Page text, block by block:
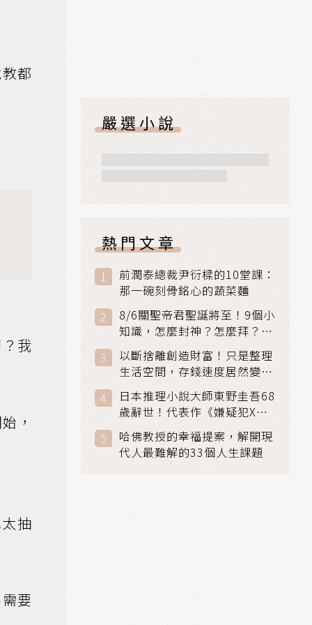
都
我
，
抽
要
嚴選小說
熱門文章
前潤泰總裁尹衍樑的10堂課：
那一碗刻骨銘心的蔬菜麵
8/6關聖帝君聖誕將至！9個小
知識，怎麼封神？怎麼拜？該
拜哪個關帝？
以斷捨離創造財富！只是整理
生活空間，存錢速度居然變快
日本推理小說大師東野圭吾68
歲辭世！代表作《嫌疑犯X的
獻身》《解憂雜貨店》獲獎無
數
哈佛教授的幸福提案，解開現
代人最難解的33個人生課題